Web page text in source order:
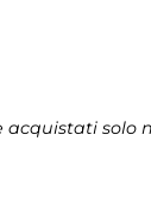
acquistati solo